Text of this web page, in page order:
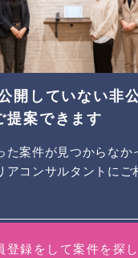
開していない非
提案できます
た案件が見つからなか
アコンサルタントにご
登録をして案件を探